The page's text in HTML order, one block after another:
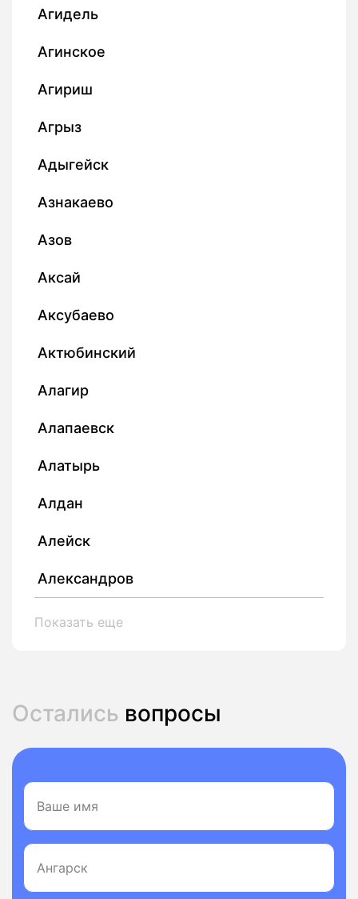
Агидель
Агинское
Агириш
Агрыз
Адыгейск
Азнакаево
Азов
Аксай
Аксубаево
Актюбинский
Алагир
Алапаевск
Алатырь
Алдан
Алейск
Александров
Показать еще
Остались вопросы